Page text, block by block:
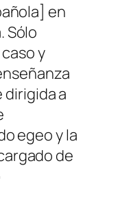
en
Sólo
y
a
egeo y la
de